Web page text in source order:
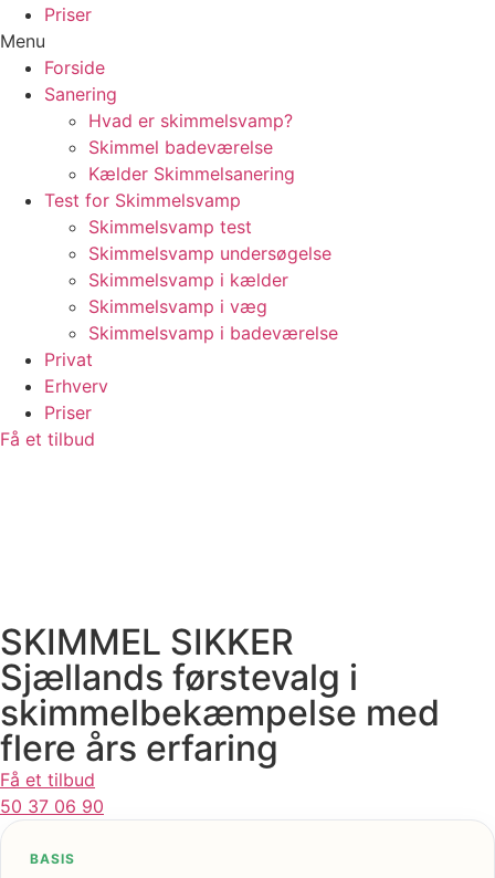
Priser
Menu
Forside
Sanering
Hvad er skimmelsvamp?
Skimmel badeværelse
Kælder Skimmelsanering
Test for Skimmelsvamp
Skimmelsvamp test
Skimmelsvamp undersøgelse
Skimmelsvamp i kælder
Skimmelsvamp i væg
Skimmelsvamp i badeværelse
Privat
Erhverv
Priser
Få et tilbud
SKIMMEL SIKKER
Sjællands førstevalg i
skimmelbekæmpelse med
flere års erfaring
Få et tilbud
50 37 06 90
BASIS